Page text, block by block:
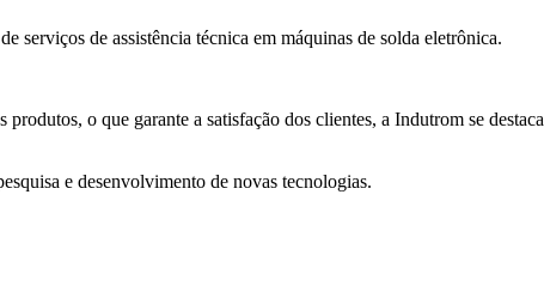
serviços de assistência técnica em máquinas de solda eletrônica.
o que garante a satisfação dos clientes, a Indutrom se
e desenvolvimento de novas tecnologias.